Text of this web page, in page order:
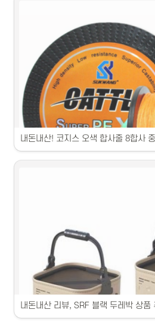
민물장화 상품 추천 TOP5! 내구성 좋고 편
다. 다양한 사이즈와 스타일로 선택이 풍
확인해보세요.
1. 맛있고 신선한 제품입니다. 다양한 영
요!2. 신선하고 품질 좋은 상품입니다. 식
다양한 맛을 선보이는 상품입니다. 건강식
고 고품질 제품입니다. 영양가 풍부해 건
한 번에 챙기는 제품입니다. 건강한 식단을
내돈내산! 코지스 오색 합사줄 8합사
내돈내산 리뷰, SRF 블랙 두레박 상품